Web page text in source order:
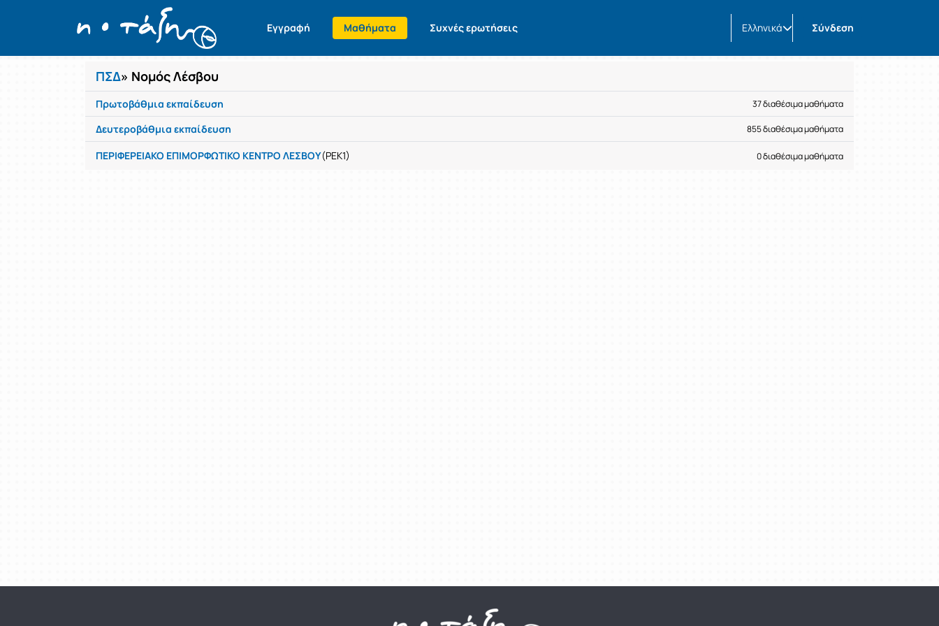
Εγγραφή Μαθήματα Συχνές ερωτήσεις Ελληνικά Σύνδεση
Μαθήματα
ΠΣΔ» Νομός Λέσβου
Πρωτοβάθμια εκπαίδευση 37 διαθέσιμα μαθήματα
Δευτεροβάθμια εκπαίδευση 855 διαθέσιμα μαθήματα
ΠΕΡΙΦΕΡΕΙΑΚΟ ΕΠΙΜΟΡΦΩΤΙΚΟ ΚΕΝΤΡΟ ΛΕΣΒΟΥ(PEK1) 0 διαθέσιμα μαθήματα